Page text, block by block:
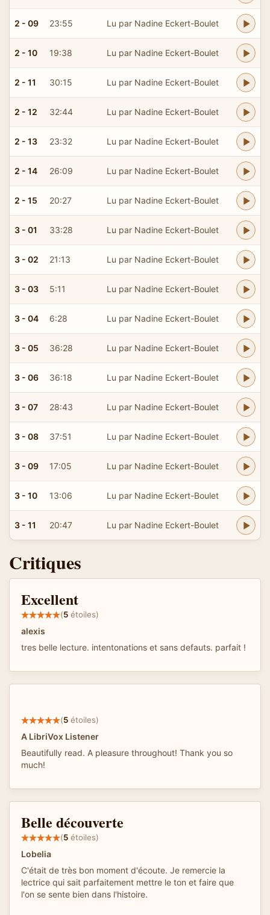
2 - 09 23:55 Lu par Nadine Eckert-Boulet
2 - 10 19:38 Lu par Nadine Eckert-Boulet
2 - 11 30:15 Lu par Nadine Eckert-Boulet
2 - 12 32:44 Lu par Nadine Eckert-Boulet
2 - 13 23:32 Lu par Nadine Eckert-Boulet
2 - 14 26:09 Lu par Nadine Eckert-Boulet
2 - 15 20:27 Lu par Nadine Eckert-Boulet
3 - 01 33:28 Lu par Nadine Eckert-Boulet
3 - 02 21:13 Lu par Nadine Eckert-Boulet
3 - 03 5:11 Lu par Nadine Eckert-Boulet
3 - 04 6:28 Lu par Nadine Eckert-Boulet
3 - 05 36:28 Lu par Nadine Eckert-Boulet
3 - 06 36:18 Lu par Nadine Eckert-Boulet
3 - 07 28:43 Lu par Nadine Eckert-Boulet
3 - 08 37:51 Lu par Nadine Eckert-Boulet
3 - 09 17:05 Lu par Nadine Eckert-Boulet
3 - 10 13:06 Lu par Nadine Eckert-Boulet
3 - 11 20:47 Lu par Nadine Eckert-Boulet
Critiques
Excellent
(5 étoiles)
alexis
tres belle lecture. intentonations et sans defauts. parfait !
(5 étoiles)
A LibriVox Listener
Beautifully read. A pleasure throughout! Thank you so
much!
Belle découverte
(5 étoiles)
Lobelia
C'était de très bon moment d'écoute. Je remercie la
lectrice qui sait parfaitement mettre le ton et faire que
l'on se sente bien dans l'histoire.